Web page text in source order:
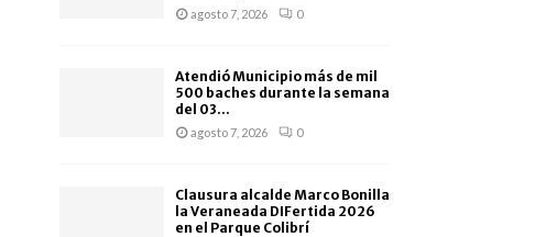
agosto 7, 2026 0
Atendió Municipio más de mil
500 baches durante la semana
del 03...
agosto 7, 2026 0
Clausura alcalde Marco Bonilla
la Veraneada DIFertida 2026
en el Parque Colibrí